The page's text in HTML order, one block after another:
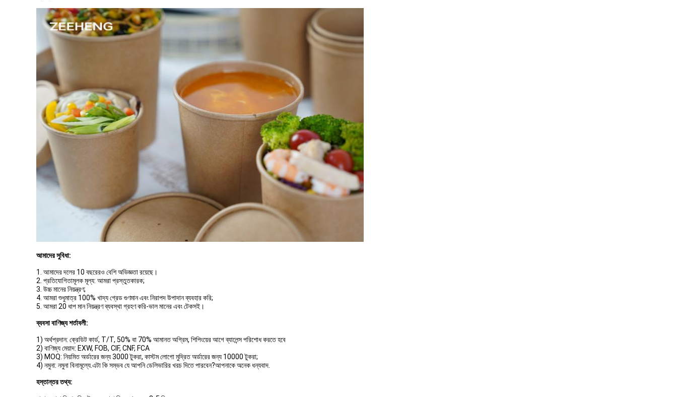
আমাদের সুবিধা:
1. আমাদের দলের 10 বছরেরও বেশি অভিজ্ঞতা রয়েছে।
2. প্রতিযোগিতামূলক মূল্য: আমরা প্রস্তুতকারক;
3. উচ্চ মানের নিয়ন্ত্রণ;
4. আমরা শুধুমাত্র 100% খাদ্য গ্রেড গুণমান এবং নিরাপদ উপাদান ব্যবহার করি;
5. আমরা 20 ধাপ মান নিয়ন্ত্রণ ব্যবস্থা গ্রহণ করি-ভাল মানের এবং টেকসই।
ব্যবসা বাণিজ্য শর্তাবলী:
1) অর্থপ্রদান: ক্রেডিট কার্ড, T/T, 50% বা 70% আমানত অগ্রিম, শিপিংয়ের আগে ব্যালেন্স পরিশোধ করতে হবে
2) বাণিজ্য মেয়াদ: EXW, FOB, CIF, CNF, FCA
3) MOQ: নিয়মিত অর্ডারের জন্য 3000 টুকরা, কাস্টম লোগো মুদ্রিত অর্ডারের জন্য 10000 টুকরা;
4) নমুনা: নমুনা বিনামূল্যে.এটা কি সম্ভব যে আপনি ডেলিভারির খরচ দিতে পারবেন?আপনাকে অনেক ধন্যবাদ.
হস্তান্তর তথ্য: